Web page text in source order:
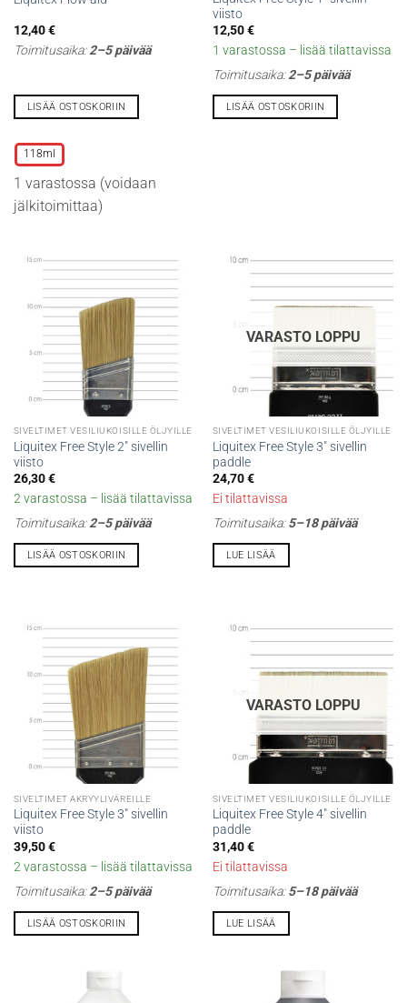
12,40€
Toimitusaika:2–5 päivää
LISÄÄ OSTOSKORIIN
tuotteella
on
useampi
muunnelma.
valinnat
tuotteen
sivulla.
118ml
1 varastossa (voidaan
jälkitoimittaa)
viisto
12,50€
1 varastossa – lisää tilattavissa
Toimitusaika:2–5 päivää
LISÄÄ OSTOSKORIIN
SIVELTIMET VESILIUKOISILLE ÖLJYILLE
Liquitex Free Style 2″ sivellin
viisto
26,30€
2 varastossa – lisää tilattavissa
Toimitusaika:2–5 päivää
LISÄÄ OSTOSKORIIN
VARASTO LOPPU
SIVELTIMET VESILIUKOISILLE ÖLJYILLE
Liquitex Free Style 3″ sivellin
paddle
24,70€
Ei tilattavissa
Toimitusaika:5–18 päivää
LUE LISÄÄ
SIVELTIMET AKRYYLIVÄREILLE
Liquitex Free Style 3″ sivellin
viisto
39,50€
2 varastossa – lisää tilattavissa
Toimitusaika:2–5 päivää
LISÄÄ OSTOSKORIIN
VARASTO LOPPU
SIVELTIMET VESILIUKOISILLE ÖLJYILLE
Liquitex Free Style 4″ sivellin
paddle
31,40€
Ei tilattavissa
Toimitusaika:5–18 päivää
LUE LISÄÄ